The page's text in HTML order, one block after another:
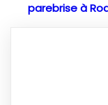
parebrise à